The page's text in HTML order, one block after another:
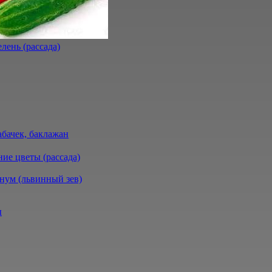
(рассада)
баклажан
цветы (рассада)
(львинный зев)